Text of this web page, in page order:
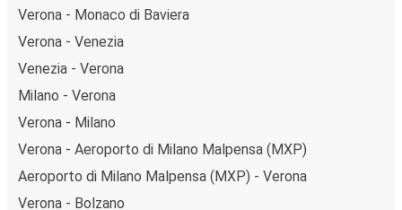
Verona - Monaco di Baviera
Verona - Venezia
Venezia - Verona
Milano - Verona
Verona - Milano
Verona - Aeroporto di Milano Malpensa (MXP)
Aeroporto di Milano Malpensa (MXP) - Verona
Verona - Bolzano